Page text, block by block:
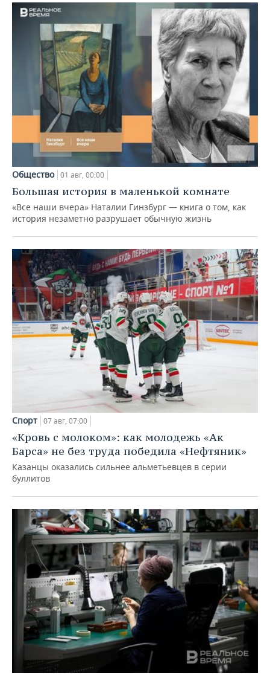
Общество 01 авг, 00:00
Большая история в маленькой комнате
«Все наши вчера» Наталии Гинзбург — книга о том, как
история незаметно разрушает обычную жизнь
Спорт 07 авг, 07:00
«Кровь с молоком»: как молодежь «Ак
Барса» не без труда победила «Нефтяник»
Казанцы оказались сильнее альметьевцев в серии
буллитов